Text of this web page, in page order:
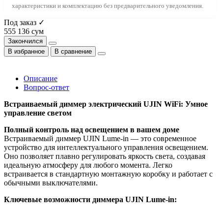
характеристики и комплектацию без предварительного уведомления.
Под заказ ✓
555 136 сум
Закончился
В избранное
В сравнение
Описание
Вопрос-ответ
Встраиваемый диммер электрический UJIN WiFi: Умное
управление светом
Полный контроль над освещением в вашем доме
Встраиваемый диммер UJIN Lume-in — это современное
устройство для интеллектуального управления освещением.
Оно позволяет плавно регулировать яркость света, создавая
идеальную атмосферу для любого момента. Легко
встраивается в стандартную монтажную коробку и работает с
обычными выключателями.
Ключевые возможности диммера UJIN Lume-in: